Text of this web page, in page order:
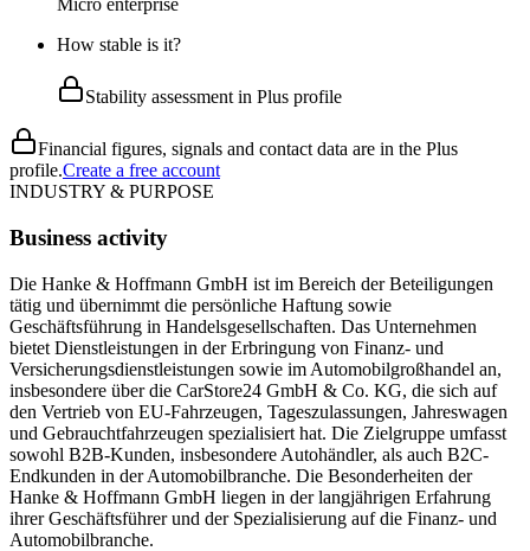
Micro enterprise
How stable is it?
Stability assessment in Plus profile
Financial figures, signals and contact data are in the Plus
profile.Create a free account
INDUSTRY & PURPOSE
Business activity
Die Hanke & Hoffmann GmbH ist im Bereich der Beteiligungen
tätig und übernimmt die persönliche Haftung sowie
Geschäftsführung in Handelsgesellschaften. Das Unternehmen
bietet Dienstleistungen in der Erbringung von Finanz- und
Versicherungsdienstleistungen sowie im Automobilgroßhandel an,
insbesondere über die CarStore24 GmbH & Co. KG, die sich auf
den Vertrieb von EU-Fahrzeugen, Tageszulassungen, Jahreswagen
und Gebrauchtfahrzeugen spezialisiert hat. Die Zielgruppe umfasst
sowohl B2B-Kunden, insbesondere Autohändler, als auch B2C-
Endkunden in der Automobilbranche. Die Besonderheiten der
Hanke & Hoffmann GmbH liegen in der langjährigen Erfahrung
ihrer Geschäftsführer und der Spezialisierung auf die Finanz- und
Automobilbranche.